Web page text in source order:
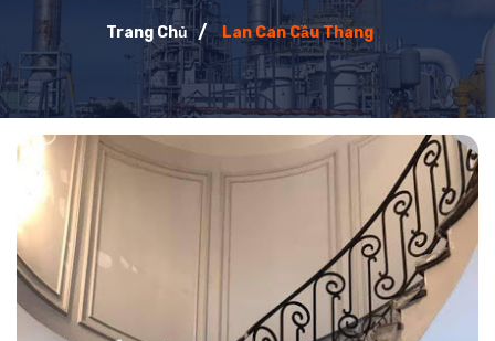
Trang Chủ Lan Can Cầu Thang